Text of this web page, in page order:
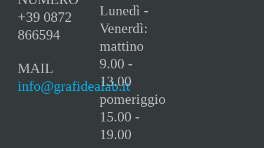
+39 0872
866594
MAIL
info@grafidealab.it
Lunedì -
Venerdì:
mattino
9.00 -
13.00
pomeriggio
15.00 -
19.00